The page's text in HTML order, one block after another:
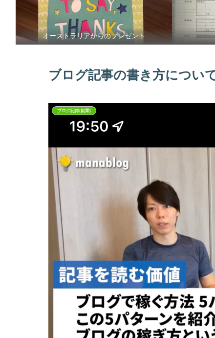
オーストラリアからのプレゼント
ブログ記事の書き方につい
ブログ記録(副業)